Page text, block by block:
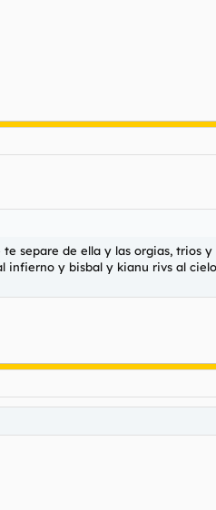
separe de ella y las orgias, trios
y bisbal y kianu rivs al